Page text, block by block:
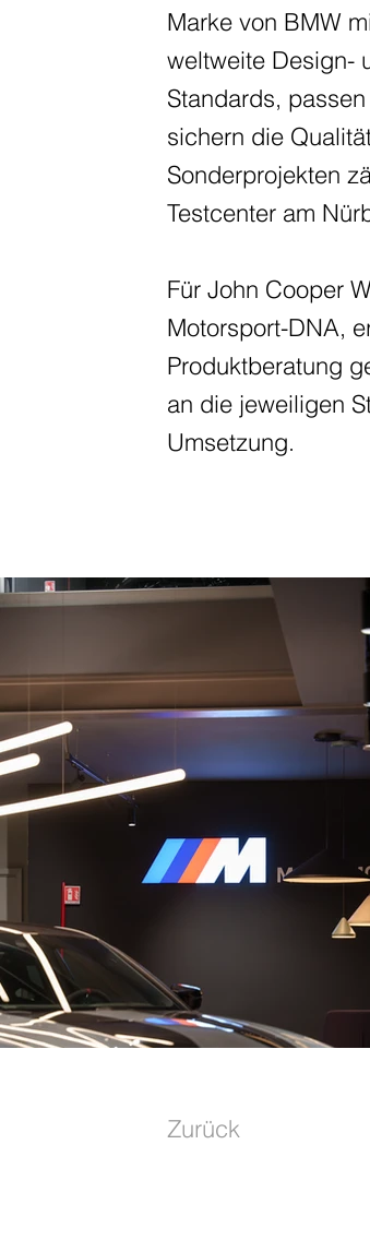
Marke von BMW
weltweite Design-
Standards,
sichern die
Sonderprojekten
Testcenter am
Für John Cooper
Motorsport-DNA,
Produktberatung
an die jeweiligen
Umsetzung.
Zurück